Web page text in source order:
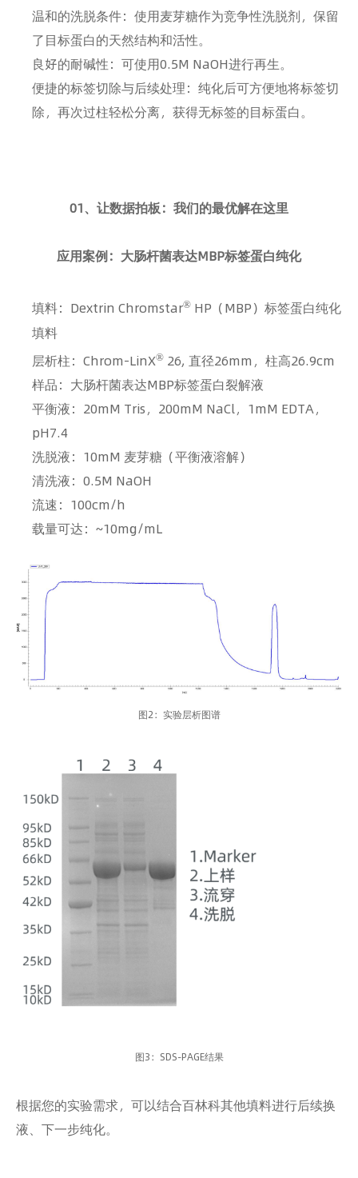
温和的洗脱条件：使用麦芽糖作为竞争性洗脱剂，保留
了目标蛋白的天然结构和活性。
良好的耐碱性：可使用0.5M NaOH进行再生。
便捷的标签切除与后续处理：纯化后可方便地将标签切
除，再次过柱轻松分离，获得无标签的目标蛋白。
01、让数据拍板：我们的最优解在这里
应用案例： 大肠杆菌表达MBP标签蛋白纯化
填料：Dextrin Chromstar® HP（MBP）标签蛋白纯化
填料
层析柱：Chrom-LinX® 26, 直径26mm，柱高26.9cm
样品：大肠杆菌表达MBP标签蛋白裂解液
平衡液：20mM Tris，200mM NaCl，1mM EDTA，
pH7.4
洗脱液：10mM 麦芽糖（平衡液溶解）
清洗液：0.5M NaOH
流速：100cm/h
载量可达：~10mg/mL
图2：实验层析图谱
图3：SDS-PAGE结果
根据您的实验需求，可以结合百林科其他填料进行后续换
液、下一步纯化。